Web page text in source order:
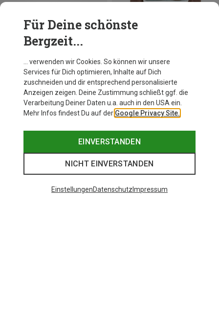
Du sparst 18%
Für Deine schönste
Bergzeit...
… verwenden wir Cookies. So können wir unsere
Services für Dich optimieren, Inhalte auf Dich
zuschneiden und dir entsprechend personalisierte
Anzeigen zeigen. Deine Zustimmung schließt ggf. die
Verarbeitung Deiner Daten u.a. auch in den USA ein.
Mehr Infos findest Du auf der Google Privacy Site.
EINVERSTANDEN
NICHT EINVERSTANDEN
EinstellungenDatenschutz Impressum